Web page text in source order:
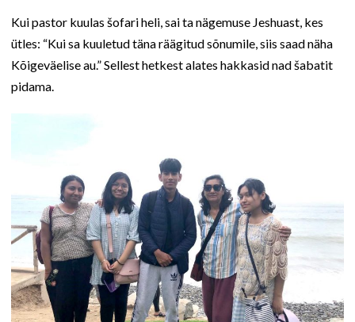
Kui pastor kuulas šofari heli, sai ta nägemuse Jeshuast, kes
ütles: “Kui sa kuuletud täna räägitud sõnumile, siis saad näha
Kõigeväelise au.” Sellest hetkest alates hakkasid nad šabatit
pidama.